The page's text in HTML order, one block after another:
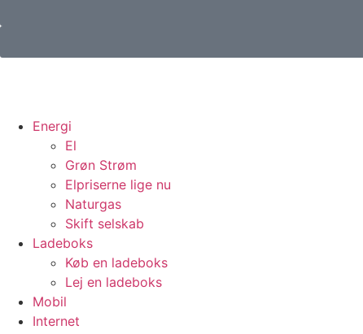
Energi
El
Grøn Strøm
Elpriserne lige nu
Naturgas
Skift selskab
Ladeboks
Køb en ladeboks
Lej en ladeboks
Mobil
Internet